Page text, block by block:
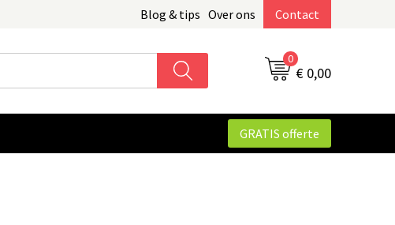
Blog & tips Over ons Contact
0
€ 0,00
GRATIS offerte